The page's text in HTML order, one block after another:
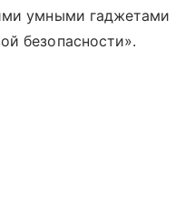
умными гаджетами
безопасности».